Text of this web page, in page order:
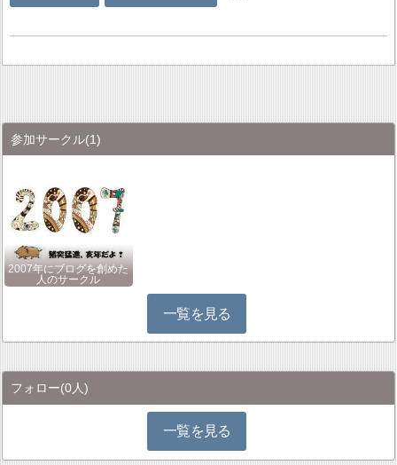
参加サークル(1)
2007年にブログを創めた
人のサークル
一覧を見る
フォロー(0人)
一覧を見る